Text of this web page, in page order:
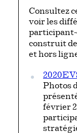
Consultez
voir les
participant-
construit
et hors
Photos
février